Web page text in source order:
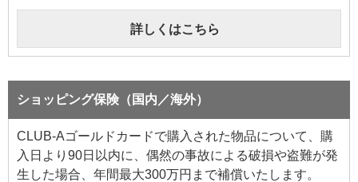
詳しくはこちら
ショッピング保険（国内／海外）
CLUB-Aゴールドカードで購入された物品について、購
入日より90日以内に、偶然の事故による破損や盗難が発
生した場合、年間最大300万円まで補償いたします。